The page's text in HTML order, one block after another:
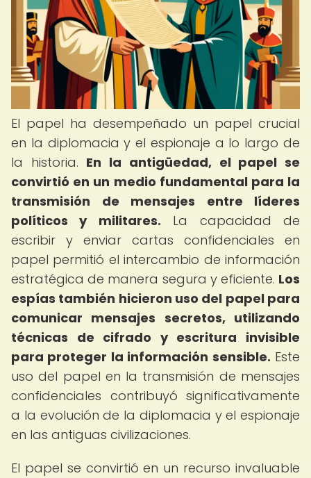
El papel ha desempeñado un papel crucial
en la diplomacia y el espionaje a lo largo de
la historia. En la antigüedad, el papel se
convirtió en un medio fundamental para la
transmisión de mensajes entre líderes
políticos y militares. La capacidad de
escribir y enviar cartas confidenciales en
papel permitió el intercambio de información
estratégica de manera segura y eficiente. Los
espías también hicieron uso del papel para
comunicar mensajes secretos, utilizando
técnicas de cifrado y escritura invisible
para proteger la información sensible. Este
uso del papel en la transmisión de mensajes
confidenciales contribuyó significativamente
a la evolución de la diplomacia y el espionaje
en las antiguas civilizaciones.
El papel se convirtió en un recurso invaluable